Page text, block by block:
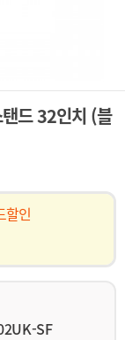
드 32인치 (블
할인
SF